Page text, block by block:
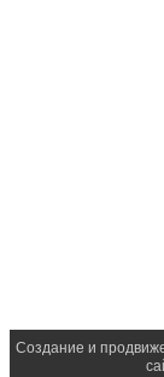
Создание и